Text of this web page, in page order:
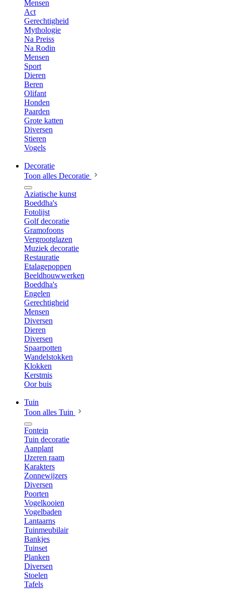
Mensen
Act
Gerechtigheid
Mythologie
Na Preiss
Na Rodin
Mensen
Sport
Dieren
Beren
Olifant
Honden
Paarden
Grote katten
Diversen
Stieren
Vogels
Decoratie
Toon alles Decoratie
Aziatische kunst
Boeddha's
Fotolijst
Golf decoratie
Gramofoons
Vergrootglazen
Muziek decoratie
Restauratie
Etalagepoppen
Beeldhouwwerken
Boeddha's
Engelen
Gerechtigheid
Mensen
Diversen
Dieren
Diversen
Spaarpotten
Wandelstokken
Klokken
Kerstmis
Oor buis
Tuin
Toon alles Tuin
Fontein
Tuin decoratie
Aanplant
IJzeren raam
Karakters
Zonnewijzers
Diversen
Poorten
Vogelkooien
Vogelbaden
Lantaarns
Tuinmeubilair
Bankjes
Tuinset
Planken
Diversen
Stoelen
Tafels